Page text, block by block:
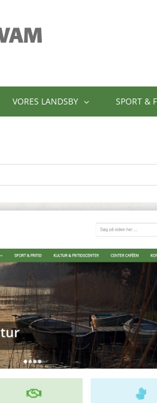
VORES LANDSBY SPORT &